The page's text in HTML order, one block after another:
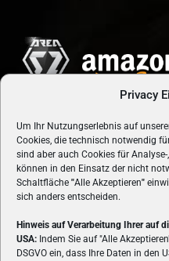
Privacy
Um Ihr Nutzungserlebnis auf
Cookies, die technisch notwendig
sind aber auch Cookies für
können in den Einsatz der nicht
Schaltfläche "Alle Akzeptieren"
sich anders entscheiden.
Hinweis auf Verarbeitung Ihrer auf
USA: Indem Sie auf "Alle
DSGVO ein, dass Ihre Daten in den